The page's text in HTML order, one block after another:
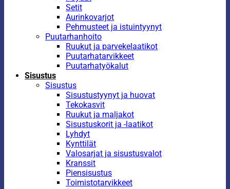
Setit
Aurinkovarjot
Pehmusteet ja istuintyynyt
Puutarhanhoito
Ruukut ja parvekelaatikot
Puutarhatarvikkeet
Puutarhatyökalut
Sisustus
Sisustus
Sisustustyynyt ja huovat
Tekokasvit
Ruukut ja maljakot
Sisustuskorit ja -laatikot
Lyhdyt
Kynttilät
Valosarjat ja sisustusvalot
Kranssit
Piensisustus
Toimistotarvikkeet